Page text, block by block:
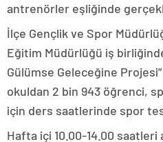
antrenörler eşliğinde
İlçe Gençlik ve Spor
Eğitim Müdürlüğü iş
Gülümse Geleceğine
okuldan 2 bin 943 öğrenci,
için ders saatlerinde spor
Hafta içi 10.00-14.00 saatleri